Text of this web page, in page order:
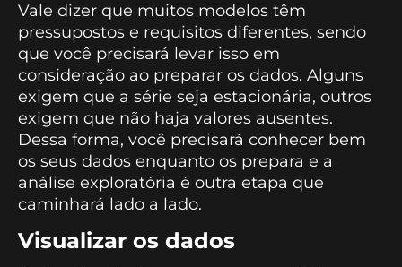
Vale dizer que muitos modelos têm
pressupostos e requisitos diferentes, sendo
que você precisará levar isso em
consideração ao preparar os dados. Alguns
exigem que a série seja estacionária, outros
exigem que não haja valores ausentes.
Dessa forma, você precisará conhecer bem
os seus dados enquanto os prepara e a
análise exploratória é outra etapa que
caminhará lado a lado.
Visualizar os dados